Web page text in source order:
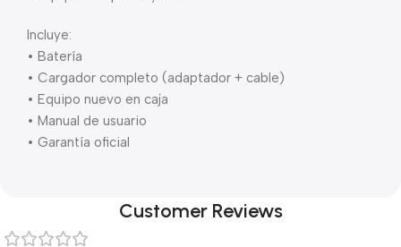
Incluye:
• Batería
• Cargador completo (adaptador + cable)
• Equipo nuevo en caja
• Manual de usuario
• Garantía oficial
Customer Reviews